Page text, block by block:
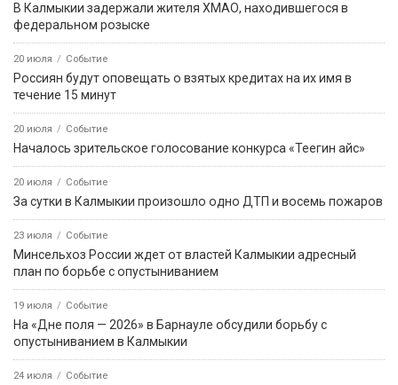
В Калмыкии задержали жителя ХМАО, находившегося в
федеральном розыске
20 июля Событие
Россиян будут оповещать о взятых кредитах на их имя в
течение 15 минут
20 июля Событие
Началось зрительское голосование конкурса «Теегин айс»
20 июля Событие
За сутки в Калмыкии произошло одно ДТП и восемь пожаров
23 июля Событие
Минсельхоз России ждет от властей Калмыкии адресный
план по борьбе с опустыниванием
19 июля Событие
На «Дне поля — 2026» в Барнауле обсудили борьбу с
опустыниванием в Калмыкии
24 июля Событие